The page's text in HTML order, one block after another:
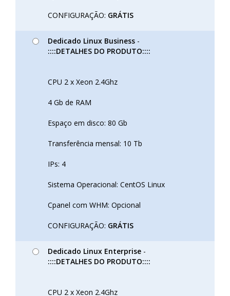
CONFIGURAÇÃO: GRÁTIS
Dedicado Linux Business -
::::DETALHES DO PRODUTO::::
CPU 2 x Xeon 2.4Ghz
4 Gb de RAM
Espaço em disco: 80 Gb
Transferência mensal: 10 Tb
IPs: 4
Sistema Operacional: CentOS Linux
Cpanel com WHM: Opcional
CONFIGURAÇÃO: GRÁTIS
Dedicado Linux Enterprise -
::::DETALHES DO PRODUTO::::
CPU 2 x Xeon 2.4Ghz